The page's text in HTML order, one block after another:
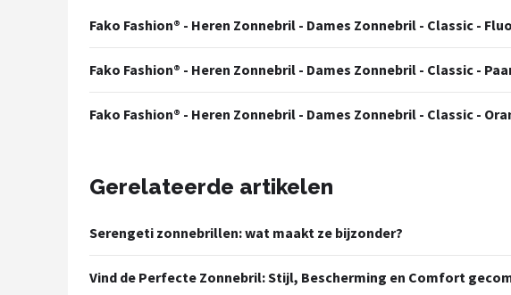
Fako Fashion® - Heren Zonnebril - Dames Zonnebril - Classic -
Fako Fashion® - Heren Zonnebril - Dames Zonnebril - Classic -
Fako Fashion® - Heren Zonnebril - Dames Zonnebril - Classic -
Gerelateerde artikelen
Serengeti zonnebrillen: wat maakt ze bijzonder?
Vind de Perfecte Zonnebril: Stijl, Bescherming en Comfort